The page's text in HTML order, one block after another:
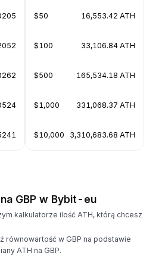
$50 16,553.42 ATH
$100 33,106.84 ATH
$500 165,534.18 ATH
$1,000 331,068.37 ATH
$10,000 3,310,683.68 ATH
GBP w Bybit-eu
kalkulatorze ilość ATH, którą chcesz
równowartość w GBP na podstawie
ATH na GBP.